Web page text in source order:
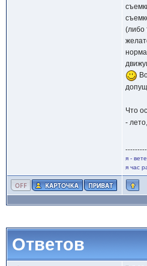
(либо
Что
-
я -
я час
Ответов